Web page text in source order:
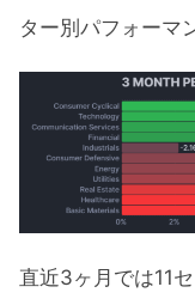
ター別パフォーマ
直近3ヶ月では11